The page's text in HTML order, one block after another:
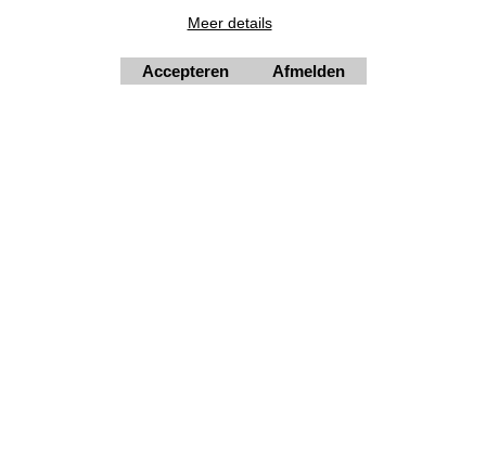
Webwinkel gemaakt met
ShopFactory webwinkel
software.
Meer details
Accepteren Afmelden